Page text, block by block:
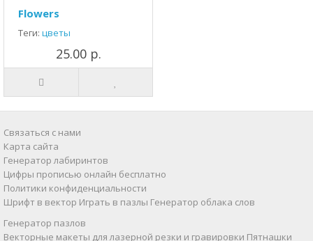
Flowers
Теги: цветы
25.00 р.
Связаться с нами
Карта сайта
Генератор лабиринтов
Цифры прописью онлайн бесплатно
Политики конфиденциальности
Шрифт в вектор Играть в пазлы Генератор облака слов
Генератор пазлов
Векторные макеты для лазерной резки и гравировки Пятнашки